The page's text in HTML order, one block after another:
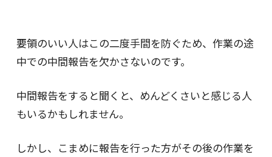
要領のいい人はこの二度手間を防ぐため、作業の途
中での中間報告を欠かさないのです。
中間報告をすると聞くと、めんどくさいと感じる人
もいるかもしれません。
しかし、こまめに報告を行った方がその後の作業を